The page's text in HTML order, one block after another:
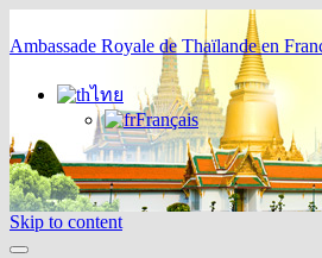
Ambassade Royale de Thaïlande en
ไทย
Français
Skip to content